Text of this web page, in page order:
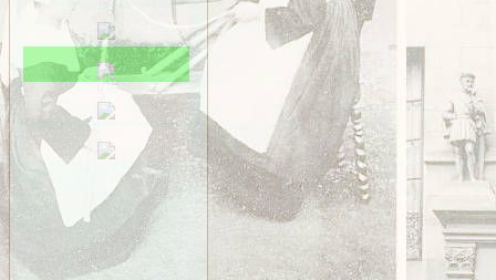
Sens-de-Bretagne
Taillis
Thorigné
Vezin
VITRÉ